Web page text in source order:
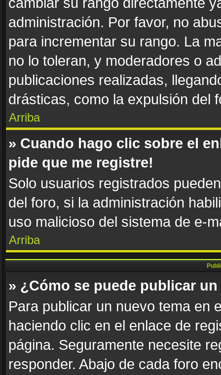
administración. Por favor, no
para incrementar su rango. La
no lo toleran, y moderadores o
publicaciones realizadas,
drásticas, como la expulsión del
Arriba
» Cuando hago clic sobre el
pide que me registre!
Solo usuarios registrados
del foro, si la administración
uso malicioso del sistema de e-
Arriba
» ¿Cómo se puede publicar
Para publicar un nuevo tema en
haciendo clic en el enlace de
página. Seguramente necesite
responder. Abajo de cada foro